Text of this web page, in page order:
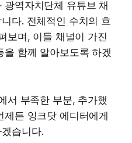
광역자치단체 유튜브 채
다. 전체적인 수치의 흐
보며, 이들 채널이 가진
을 함께 알아보도록 하겠
서 부족한 부분, 추가했
제든 잉크닷 에디터에게
습니다.